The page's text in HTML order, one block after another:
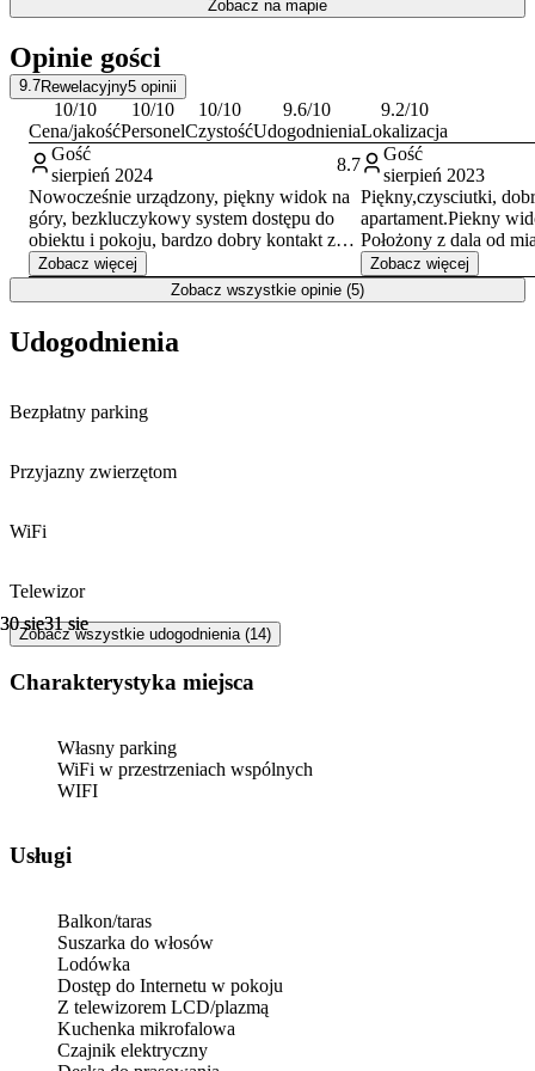
Bliskość szlaków turystycznych zachęca do aktywnego
najpopularniejszych atrakcji Karkonoszy, takie jak
Szklarkioraz Wodospad Kamieńczyka. Warto również wybrać się
na pobliskie Krucze Skały lub na punkt widokowyZakręt Śmierci
z którego roztacza się panorama gór.
Zobacz na mapie
Opinie gości
9.7Rewelacyjny5 opinii
10/10
Cena/jakość
10/10
Personel
10/10
Czystość
9.6/10
Udogodnienia
9.2/10
Lokalizacja
Gość
sierpień 2024
8.7
Nowocześnie urządzony, piękny widok na
góry, bezkluczykowy system dostępu do
obiektu i pokoju, bardzo dobry kontakt z
właścicielem.
Materac w sypialni bardzo miękki,
wysłużony. Bardzo słychać co się dzieje za
toalety itd.
Zobacz więcej
Gość
sierpień 2023
Piękny,czysciutki,
apartament.Piekny
Położony z dala od
ptaków... Bardzo miła
Polecam
Zobacz więcej
Zobacz wszystkie opinie (5)
30 sie31 sie
30 sie31 sie
Udogodnienia
Bezpłatny parking
Przyjazny zwierzętom
WiFi
Telewizor
Zobacz wszystkie udogodnienia (14)
Charakterystyka miejsca
Własny parking
WiFi w przestrzeniach wspólnych
WIFI
Usługi
Balkon/taras
Suszarka do włosów
Lodówka
Dostęp do Internetu w pokoju
Z telewizorem LCD/plazmą
Kuchenka mikrofalowa
Czajnik elektryczny